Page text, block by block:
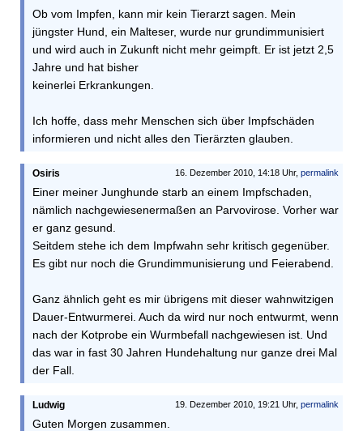
Ob vom Impfen, kann mir kein Tierarzt sagen. Mein
jüngster Hund, ein Malteser, wurde nur grundimmunisiert
und wird auch in Zukunft nicht mehr geimpft. Er ist jetzt 2,5
Jahre und hat bisher
keinerlei Erkrankungen.
Ich hoffe, dass mehr Menschen sich über Impfschäden
informieren und nicht alles den Tierärzten glauben.
16. Dezember 2010, 14:18 Uhr, permalink
Osiris
Einer meiner Junghunde starb an einem Impfschaden,
nämlich nachgewiesenermaßen an Parvovirose. Vorher war
er ganz gesund.
Seitdem stehe ich dem Impfwahn sehr kritisch gegenüber.
Es gibt nur noch die Grundimmunisierung und Feierabend.
Ganz ähnlich geht es mir übrigens mit dieser wahnwitzigen
Dauer-Entwurmerei. Auch da wird nur noch entwurmt, wenn
nach der Kotprobe ein Wurmbefall nachgewiesen ist. Und
das war in fast 30 Jahren Hundehaltung nur ganze drei Mal
der Fall.
19. Dezember 2010, 19:21 Uhr, permalink
Ludwig
Guten Morgen zusammen.